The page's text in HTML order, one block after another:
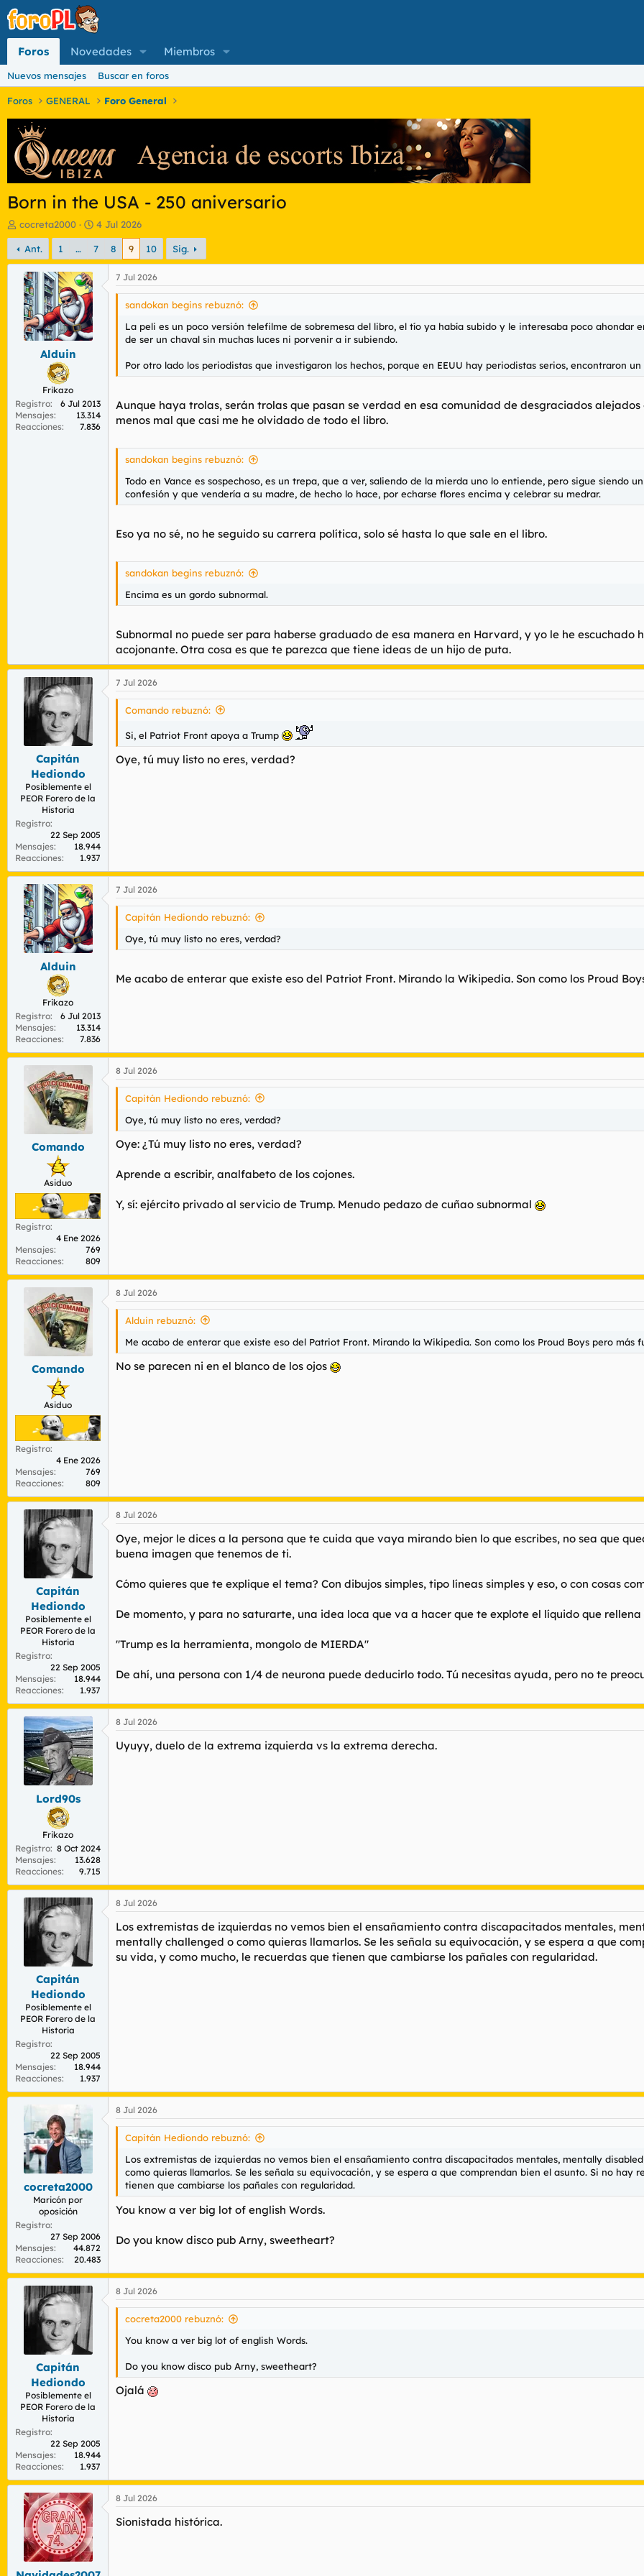
Foros Novedades Miembros
Nuevos mensajes Buscar en foros
Foros GENERAL Foro General
Born in the USA - 250 aniversario
I
n
i
c
a
d
o
d
m
a
cocreta2000
F
e
c
h
4 Jul 2026
Ant. 1 … 7 8 9 10 Sig.
Alduin
Frikazo
Registro
6 Jul 2013
Mensajes
13.314
Reacciones
7.836
7 Jul 2026
sandokan begins rebuznó:
La peli es un poco versión telefilme de sobremesa del libro, el tío ya había subido y le interesaba poco ahondar
de ser un chaval sin muchas luces ni porvenir a ir subiendo.
Por otro lado los periodistas que investigaron los hechos, porque en EEUU hay periodistas serios, encontraron
Aunque haya trolas, serán trolas que pasan se verdad en esa comunidad de desgraciados
menos mal que casi me he olvidado de todo el libro.
sandokan begins rebuznó:
Todo en Vance es sospechoso, es un trepa, que a ver, saliendo de la mierda uno lo entiende, pero sigue siendo
confesión y que vendería a su madre, de hecho lo hace, por echarse flores encima y celebrar su medrar.
Eso ya no sé, no he seguido su carrera política, solo sé hasta lo que sale en el libro.
sandokan begins rebuznó:
Encima es un gordo subnormal.
Subnormal no puede ser para haberse graduado de esa manera en Harvard, y yo le he escuchado
acojonante. Otra cosa es que te parezca que tiene ideas de un hijo de puta.
Capitán
Hediondo
Posiblemente el
PEOR Forero de la
Historia
Registro
22 Sep 2005
Mensajes
18.944
Reacciones
1.937
7 Jul 2026
Comando rebuznó:
Si, el Patriot Front apoya a Trump
Oye, tú muy listo no eres, verdad?
Alduin
Frikazo
Registro
6 Jul 2013
Mensajes
13.314
Reacciones
7.836
7 Jul 2026
Capitán Hediondo rebuznó:
Oye, tú muy listo no eres, verdad?
Me acabo de enterar que existe eso del Patriot Front. Mirando la Wikipedia. Son como los Proud
Comando
Asiduo
Registro
4 Ene 2026
Mensajes
769
Reacciones
809
8 Jul 2026
Capitán Hediondo rebuznó:
Oye, tú muy listo no eres, verdad?
Oye: ¿Tú muy listo no eres, verdad?
Aprende a escribir, analfabeto de los cojones.
Y, sí: ejército privado al servicio de Trump. Menudo pedazo de cuñao subnormal
Comando
Asiduo
Registro
4 Ene 2026
Mensajes
769
Reacciones
809
8 Jul 2026
Alduin rebuznó:
Me acabo de enterar que existe eso del Patriot Front. Mirando la Wikipedia. Son como los Proud Boys pero más
No se parecen ni en el blanco de los ojos
Capitán
Hediondo
Posiblemente el
PEOR Forero de la
Historia
Registro
22 Sep 2005
Mensajes
18.944
Reacciones
1.937
8 Jul 2026
Oye, mejor le dices a la persona que te cuida que vaya mirando bien lo que escribes, no sea que
buena imagen que tenemos de ti.
Cómo quieres que te explique el tema? Con dibujos simples, tipo líneas simples y eso, o con cosas
De momento, y para no saturarte, una idea loca que va a hacer que te explote el líquido que
"Trump es la herramienta, mongolo de MIERDA"
De ahí, una persona con 1/4 de neurona puede deducirlo todo. Tú necesitas ayuda, pero no te
Lord90s
Frikazo
Registro 8 Oct 2024
Mensajes
13.628
Reacciones
9.715
8 Jul 2026
Uyuyy, duelo de la extrema izquierda vs la extrema derecha.
Capitán
Hediondo
Posiblemente el
PEOR Forero de la
Historia
Registro
22 Sep 2005
Mensajes
18.944
Reacciones
1.937
8 Jul 2026
Los extremistas de izquierdas no vemos bien el ensañamiento contra discapacitados mentales,
mentally challenged o como quieras llamarlos. Se les señala su equivocación, y se espera a que
su vida, y como mucho, le recuerdas que tienen que cambiarse los pañales con regularidad.
cocreta2000
Maricón por
oposición
Registro
27 Sep 2006
Mensajes
44.872
Reacciones
20.483
8 Jul 2026
Capitán Hediondo rebuznó:
Los extremistas de izquierdas no vemos bien el ensañamiento contra discapacitados mentales, mentally
como quieras llamarlos. Se les señala su equivocación, y se espera a que comprendan bien el asunto. Si no hay
tienen que cambiarse los pañales con regularidad.
You know a ver big lot of english Words.
Do you know disco pub Arny, sweetheart?
Capitán
Hediondo
Posiblemente el
PEOR Forero de la
Historia
Registro
22 Sep 2005
Mensajes
18.944
Reacciones
1.937
8 Jul 2026
cocreta2000 rebuznó:
You know a ver big lot of english Words.
Do you know disco pub Arny, sweetheart?
Ojalá
8 Jul 2026
Sionistada histórica.